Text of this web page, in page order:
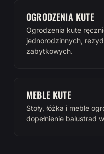
OGRODZENIA KUTE
Ogrodzenia kute
jednorodzinnych,
zabytkowych.
MEBLE KUTE
Stoły, łóżka i meble
dopełnienie balustrad